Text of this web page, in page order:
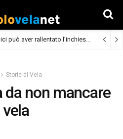
Bayesian, la carenza di giudici può aver rallentato l’inchiesta (Cronaca)
Storie di Vela
da non mancare